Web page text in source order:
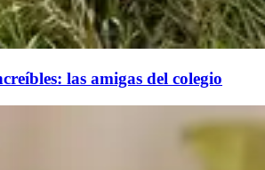
las amigas del colegio